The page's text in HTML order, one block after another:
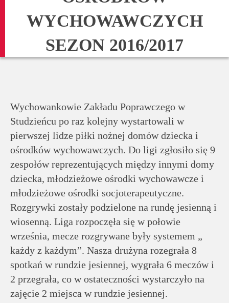
pracowników
Wirtualny
spacer
Mapa
strony
Deklaracja
dostępności
WYCHOWAWCZYCH
SEZON 2016/2017
Wychowankowie Zakładu Poprawczego w
Studzieńcu po raz kolejny wystartowali w
pierwszej lidze piłki nożnej domów dziecka i
ośrodków wychowawczych. Do ligi zgłosiło się 9
zespołów reprezentujących między innymi domy
dziecka, młodzieżowe ośrodki wychowawcze i
młodzieżowe ośrodki socjoterapeutyczne.
Rozgrywki zostały podzielone na rundę jesienną i
wiosenną. Liga rozpoczęła się w połowie
września, mecze rozgrywane były systemem „
każdy z każdym”. Nasza drużyna rozegrała 8
spotkań w rundzie jesiennej, wygrała 6 meczów i
2 przegrała, co w ostateczności wystarczyło na
zajęcie 2 miejsca w rundzie jesiennej.